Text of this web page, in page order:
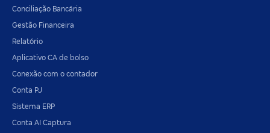
Conciliação Bancária
Gestão Financeira
Relatório
Aplicativo CA de bolso
Conexão com o contador
Conta PJ
Sistema ERP
Conta AI Captura